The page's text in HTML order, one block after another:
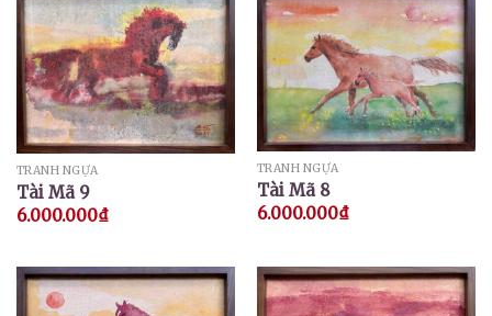
TRANH NGỰA
Tài Mã 9
6.000.000₫
TRANH NGỰA
Tài Mã 8
6.000.000₫